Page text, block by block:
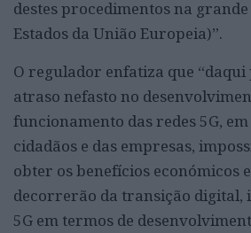
destes procedimentos na
Estados da União Europeia)”.
O regulador enfatiza que
atraso nefasto no
funcionamento das redes 5G,
cidadãos e das empresas,
obter os benefícios económicos
decorrerão da transição digital,
5G em termos de